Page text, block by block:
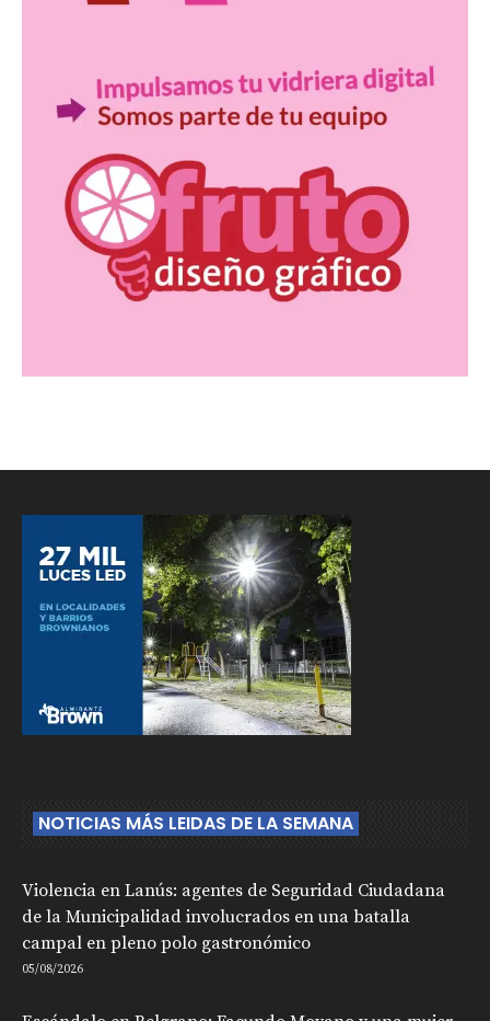
NOTICIAS MÁS LEIDAS DE LA SEMANA
Violencia en Lanús: agentes de Seguridad Ciudadana
de la Municipalidad involucrados en una batalla
campal en pleno polo gastronómico
05/08/2026